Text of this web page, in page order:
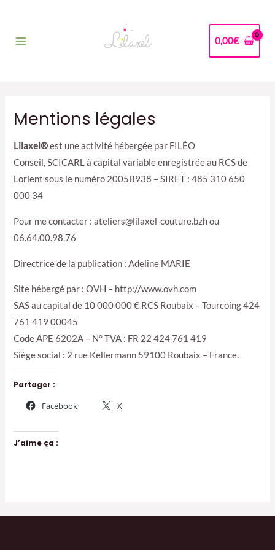
contenu
0,00€
Mentions légales
Lilaxel®est une activité hébergée par FILÉO
Conseil, SCICARL à capital variable enregistrée au RCS de
Lorient sous le numéro 2005B938 – SIRET : 485 310 650
000 34
Pour me contacter : ateliers@lilaxel-couture.bzh ou
06.64.00.98.76
Directrice de la publication : Adeline MARIE
Site hébergé par : OVH – http://www.ovh.com
SAS au capital de 10 000 000 € RCS Roubaix – Tourcoing 424
761 419 00045
Code APE 6202A – N° TVA : FR 22 424 761 419
Siège social : 2 rue Kellermann 59100 Roubaix – France.
Partager :
Facebook X
J’aime ça :